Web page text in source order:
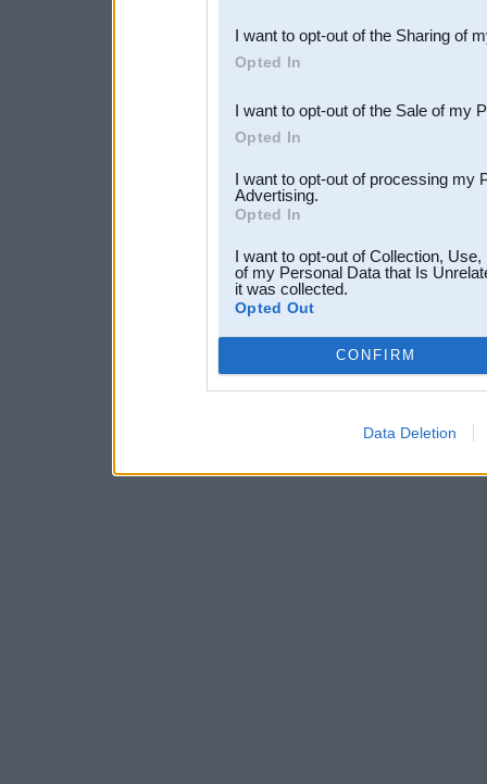
Downstream Participants
third parties.
I want to opt-out of the Sharing of
Opted In
I want to opt-out of the Sale of my
Opted In
I want to opt-out of processing my
Advertising.
Opted In
I want to opt-out of Collection,
of my Personal Data that Is
it was collected.
Opted Out
CONFIRM
Data Deletion